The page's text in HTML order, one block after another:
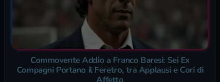
Commovente Addio a Franco Baresi: Sei Ex
Compagni Portano il Feretro, tra Applausi e Cori di
Affetto